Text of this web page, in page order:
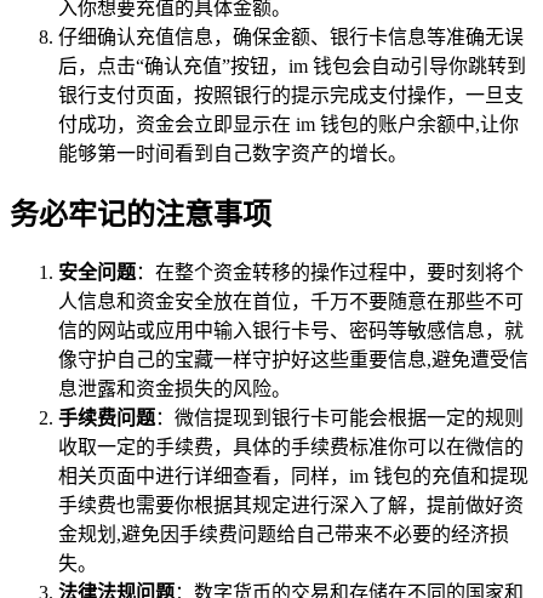
入你想要充值的具体金额。
仔细确认充值信息，确保金额、银行卡信息等准确无误
后，点击“确认充值”按钮，im 钱包会自动引导你跳转到
银行支付页面，按照银行的提示完成支付操作，一旦支
付成功，资金会立即显示在 im 钱包的账户余额中,让你
能够第一时间看到自己数字资产的增长。
务必牢记的注意事项
安全问题：在整个资金转移的操作过程中，要时刻将个
人信息和资金安全放在首位，千万不要随意在那些不可
信的网站或应用中输入银行卡号、密码等敏感信息，就
像守护自己的宝藏一样守护好这些重要信息,避免遭受信
息泄露和资金损失的风险。
手续费问题：微信提现到银行卡可能会根据一定的规则
收取一定的手续费，具体的手续费标准你可以在微信的
相关页面中进行详细查看，同样，im 钱包的充值和提现
手续费也需要你根据其规定进行深入了解，提前做好资
金规划,避免因手续费问题给自己带来不必要的经济损
失。
法律法规问题：数字货币的交易和存储在不同的国家和